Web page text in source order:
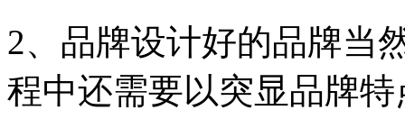
2、品牌设计好的品牌当
程中还需要以突显品牌